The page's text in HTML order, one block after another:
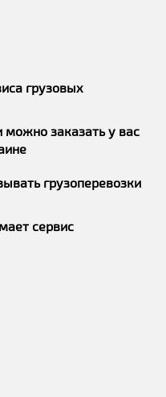
грузовых
заказать у вас
грузоперевозки
сервис